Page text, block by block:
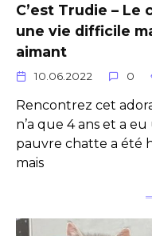
C’est Trudie – Le
une vie difficile
aimant
10.06.2022 0
Rencontrez cet
n’a que 4 ans et a
pauvre chatte a été
mais